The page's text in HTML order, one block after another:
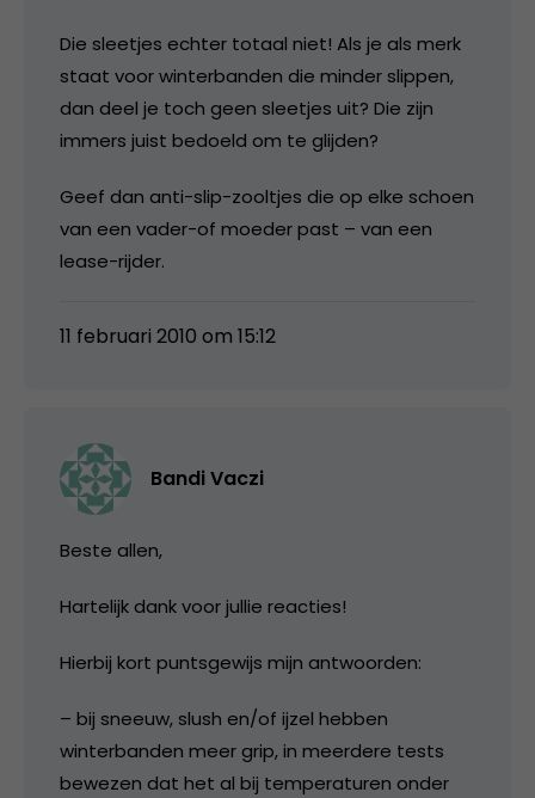
Die sleetjes echter totaal niet! Als je als merk
staat voor winterbanden die minder slippen,
dan deel je toch geen sleetjes uit? Die zijn
immers juist bedoeld om te glijden?
Geef dan anti-slip-zooltjes die op elke schoen
van een vader-of moeder past – van een
lease-rijder.
11 februari 2010 om 15:12
Bandi Vaczi
Beste allen,
Hartelijk dank voor jullie reacties!
Hierbij kort puntsgewijs mijn antwoorden:
– bij sneeuw, slush en/of ijzel hebben
winterbanden meer grip, in meerdere tests
bewezen dat het al bij temperaturen onder